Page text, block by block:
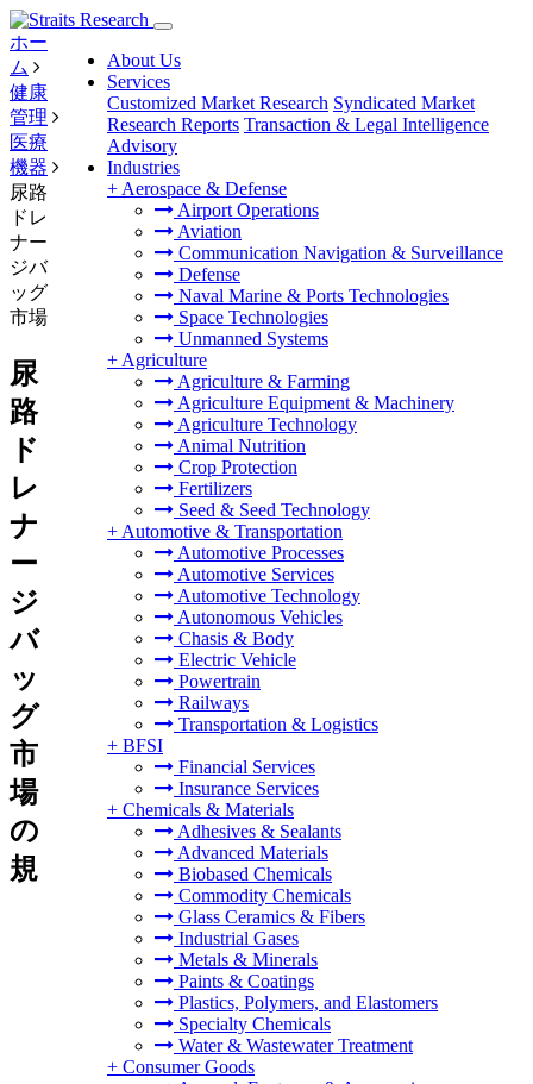
About Us
Services
Customized Market Research Syndicated Market
Research Reports Transaction & Legal Intelligence
Advisory
Industries
+ Aerospace & Defense
Airport Operations
Aviation
Communication Navigation & Surveillance
Defense
Naval Marine & Ports Technologies
Space Technologies
Unmanned Systems
+ Agriculture
Agriculture & Farming
Agriculture Equipment & Machinery
Agriculture Technology
Animal Nutrition
Crop Protection
Fertilizers
Seed & Seed Technology
+ Automotive & Transportation
Automotive Processes
Automotive Services
Automotive Technology
Autonomous Vehicles
Chasis & Body
Electric Vehicle
Powertrain
Railways
Transportation & Logistics
+ BFSI
Financial Services
Insurance Services
+ Chemicals & Materials
Adhesives & Sealants
Advanced Materials
Biobased Chemicals
Commodity Chemicals
Glass Ceramics & Fibers
Industrial Gases
Metals & Minerals
Paints & Coatings
Plastics, Polymers, and Elastomers
Specialty Chemicals
Water & Wastewater Treatment
+ Consumer Goods
ホー
ム
健康
管理
医療
機器
尿路
ドレ
ナー
ジバ
ッグ
市場
尿
路
ド
レ
ナ
ー
ジ
バ
ッ
グ
市
場
の
規